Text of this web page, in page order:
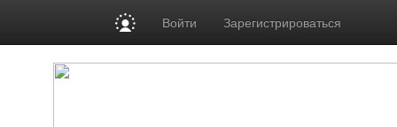
Войти Зарегистрироваться